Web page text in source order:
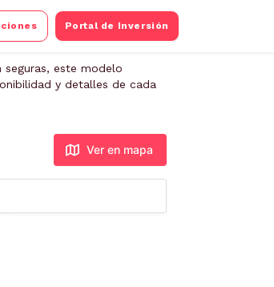
Portal de Inversión
seguras, este modelo
y detalles de cada
Ver en mapa